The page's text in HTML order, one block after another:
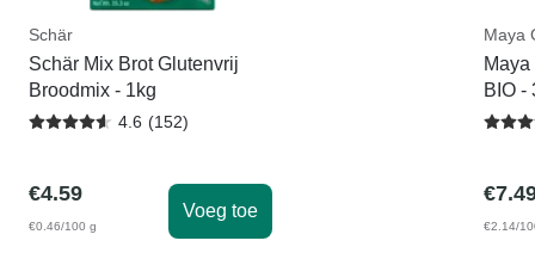
Schär
Schär Mix Brot Glutenvrij
Broodmix - 1kg
4.6 (152)
€4.59
€0.46/100 g
Voeg toe
Maya
BIO -
€
€2.14/